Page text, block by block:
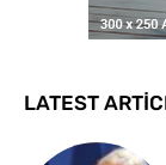
LATEST